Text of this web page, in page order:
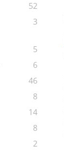
52
3
5
6
46
8
14
8
2